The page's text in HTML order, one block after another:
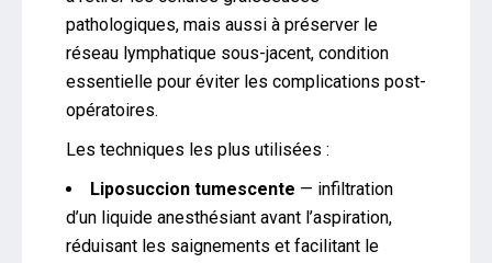
pathologiques, mais aussi à préserver le
réseau lymphatique sous-jacent, condition
essentielle pour éviter les complications post-
opératoires.
Les techniques les plus utilisées :
Liposuccion tumescente — infiltration
d’un liquide anesthésiant avant l’aspiration,
réduisant les saignements et facilitant le